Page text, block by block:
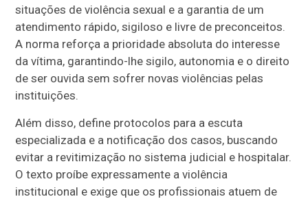
situações de violência sexual e a garantia de um
atendimento rápido, sigiloso e livre de preconceitos.
A norma reforça a prioridade absoluta do interesse
da vítima, garantindo-lhe sigilo, autonomia e o direito
de ser ouvida sem sofrer novas violências pelas
instituições.
Além disso, define protocolos para a escuta
especializada e a notificação dos casos, buscando
evitar a revitimização no sistema judicial e hospitalar.
O texto proíbe expressamente a violência
institucional e exige que os profissionais atuem de